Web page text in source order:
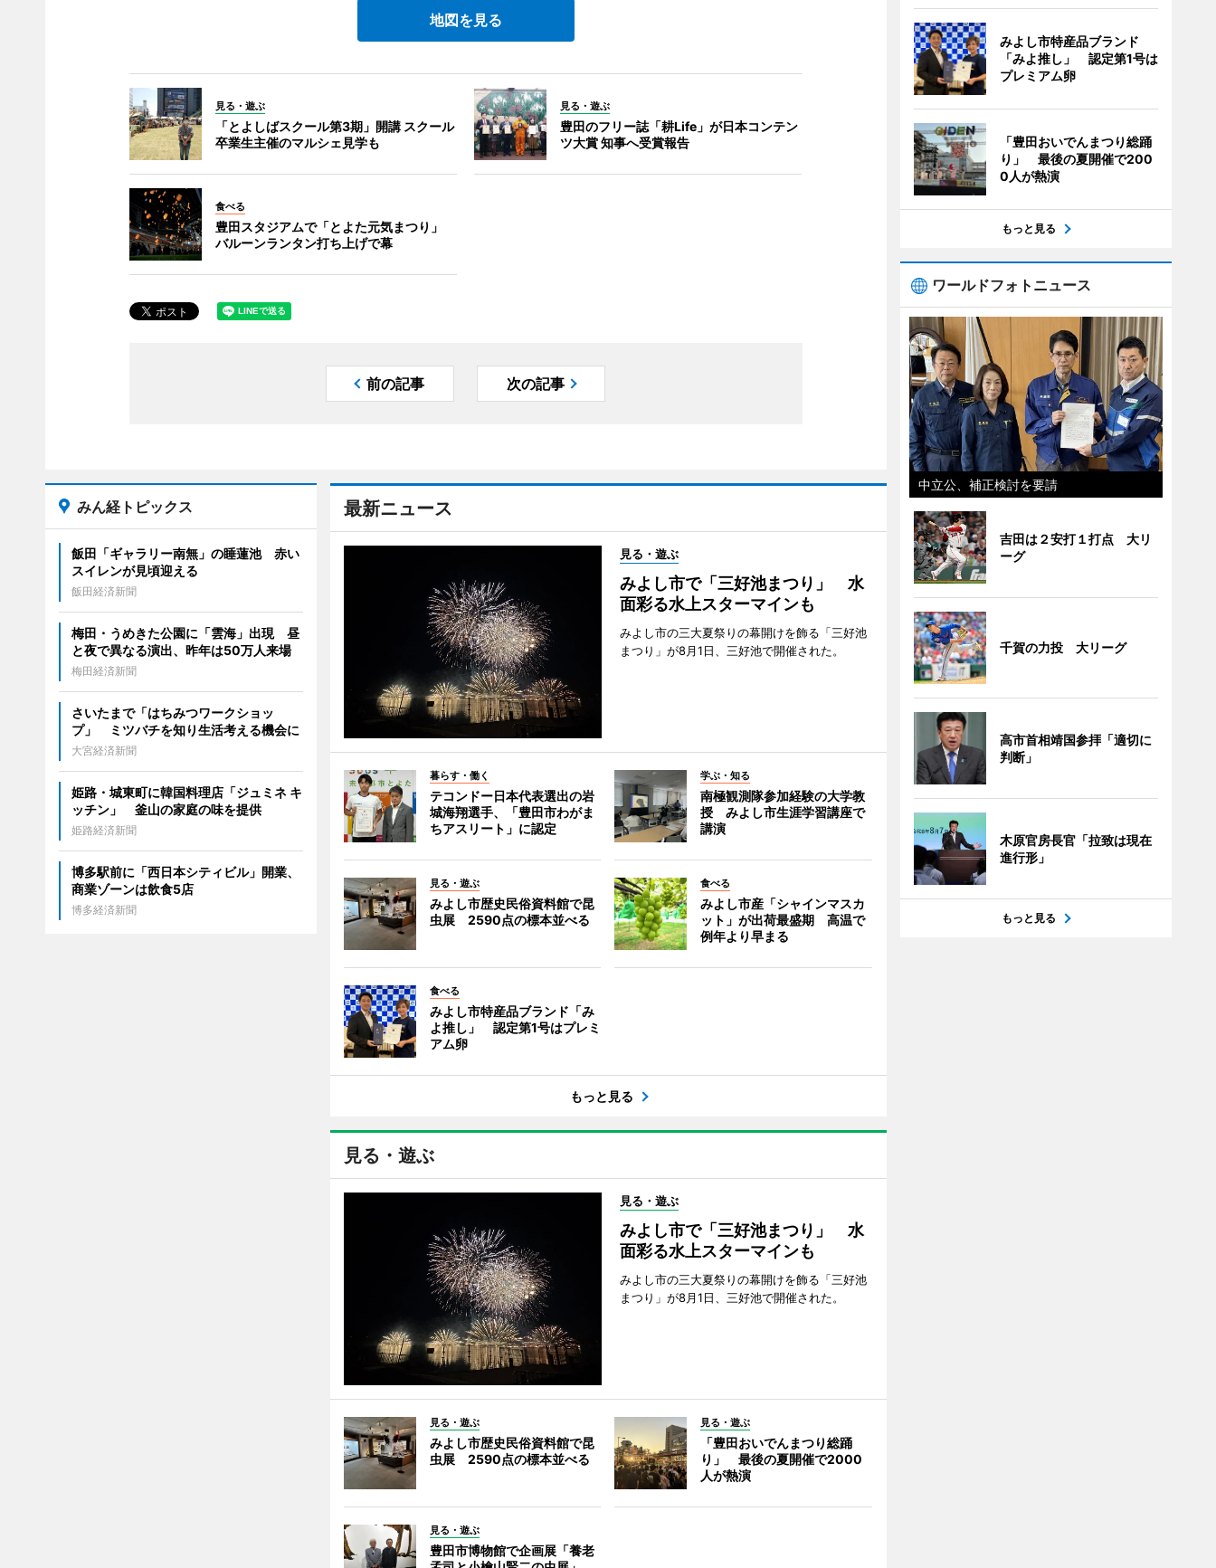
地図を見る
見る・遊ぶ
「とよしばスクール第3期」開講 スクール
卒業生主催のマルシェ見学も
見る・遊ぶ
豊田のフリー誌「耕Life」が日本コンテン
ツ大賞 知事へ受賞報告
食べる
豊田スタジアムで「とよた元気まつり」
バルーンランタン打ち上げで幕
前の記事 次の記事
最新ニュース
見る・遊ぶ
みよし市で「三好池まつり」 水
面彩る水上スターマインも
みよし市の三大夏祭りの幕開けを飾る「三好池
まつり」が8月1日、三好池で開催された。
暮らす・働く
テコンドー日本代表選出の岩
城海翔選手、「豊田市わがま
ちアスリート」に認定
学ぶ・知る
南極観測隊参加経験の大学教
授 みよし市生涯学習講座で
講演
見る・遊ぶ
みよし市歴史民俗資料館で昆
虫展 2590点の標本並べる
食べる
みよし市産「シャインマスカ
ット」が出荷最盛期 高温で
例年より早まる
食べる
みよし市特産品ブランド「み
よ推し」 認定第1号はプレミ
アム卵
もっと見る
見る・遊ぶ
見る・遊ぶ
みよし市で「三好池まつり」 水
面彩る水上スターマインも
みよし市の三大夏祭りの幕開けを飾る「三好池
まつり」が8月1日、三好池で開催された。
見る・遊ぶ
みよし市歴史民俗資料館で昆
虫展 2590点の標本並べる
見る・遊ぶ
「豊田おいでんまつり総踊
り」 最後の夏開催で2000
人が熱演
見る・遊ぶ
豊田市博物館で企画展「養老
みん経トピックス
飯田「ギャラリー南無」の睡蓮池 赤い
スイレンが見頃迎える
飯田経済新聞
梅田・うめきた公園に「雲海」出現 昼
と夜で異なる演出、昨年は50万人来場
梅田経済新聞
さいたまで「はちみつワークショッ
プ」 ミツバチを知り生活考える機会に
大宮経済新聞
姫路・城東町に韓国料理店「ジュミネ キ
ッチン」 釜山の家庭の味を提供
姫路経済新聞
博多駅前に「西日本シティビル」開業、
商業ゾーンは飲食5店
博多経済新聞
みよし市特産品ブランド
「みよ推し」 認定第1号は
プレミアム卵
「豊田おいでんまつり総踊
り」 最後の夏開催で200
0人が熱演
もっと見る
ワールドフォトニュース
中立公、補正検討を要請
吉田は２安打１打点 大リ
ーグ
千賀の力投 大リーグ
高市首相靖国参拝「適切に
判断」
木原官房長官「拉致は現在
進行形」
もっと見る